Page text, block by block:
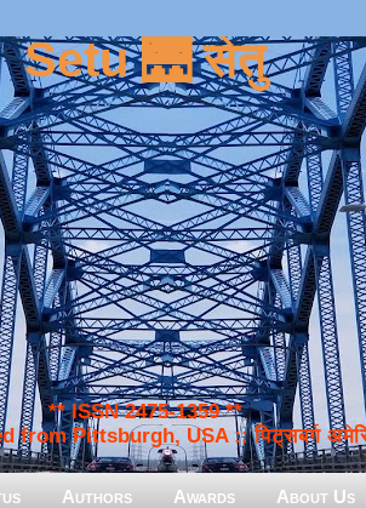
Setu 🌉 सेतु
** ISSN 2475-1359 **
Pittsburgh, USA :: पिट्सबर्ग
Authors Awards About Us